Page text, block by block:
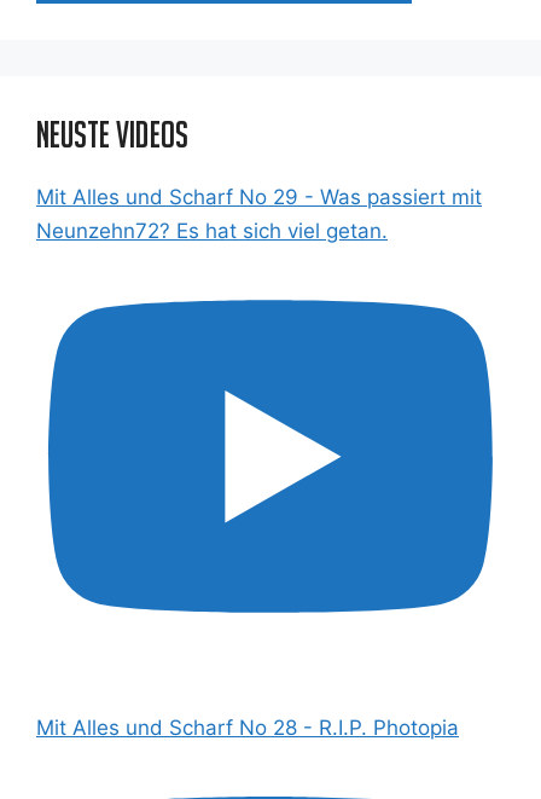
Neuste Videos
Mit Alles und Scharf No 29 - Was passiert mit
Neunzehn72? Es hat sich viel getan.
Mit Alles und Scharf No 28 - R.I.P. Photopia